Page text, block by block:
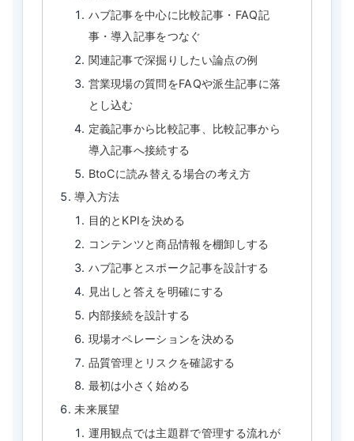
ハブ記事を中心に比較記事・FAQ記
事・導入記事をつなぐ
関連記事で深掘りしたい論点の例
営業現場の質問をFAQや派生記事に落
とし込む
定義記事から比較記事、比較記事から
導入記事へ接続する
BtoCに読み替える場合の考え方
導入方法
目的とKPIを決める
コンテンツと商品情報を棚卸しする
ハブ記事とスポーク記事を設計する
見出しと答えを明確にする
内部接続を設計する
現場オペレーションを決める
品質管理とリスクを確認する
最初は小さく始める
未来展望
運用観点では主題群で管理する流れが